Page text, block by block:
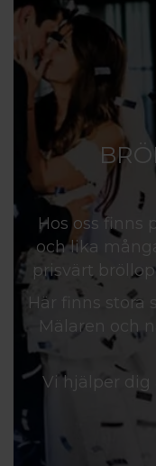
Hos oss finns
och lika
prisvärt
Här finns stora
Mälaren och
Vi hjälper dig